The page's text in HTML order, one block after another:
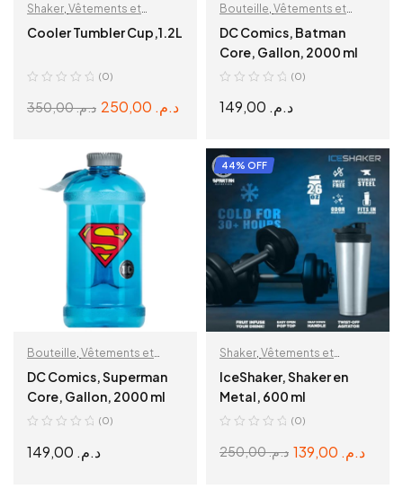
Shaker Vêtements et
accessoires
Cooler Tumbler Cup,1.2L
(0)
د.م.350,00 د.م.
ADD TO CART
Bouteille Vêtements et
accessoires
DC Comics, Batman
Core, Gallon, 2000 ml
(0)
د.م.
ADD TO CART
Bouteille, Vêtements et
accessoires
DC Comics, Superman
Core, Gallon, 2000 ml
(0)
د.م.
44% OFF
Shaker, Vêtements et
accessoires
IceShaker, Shaker en
Metal, 600 ml
(0)
د.م.250,00 د.م.